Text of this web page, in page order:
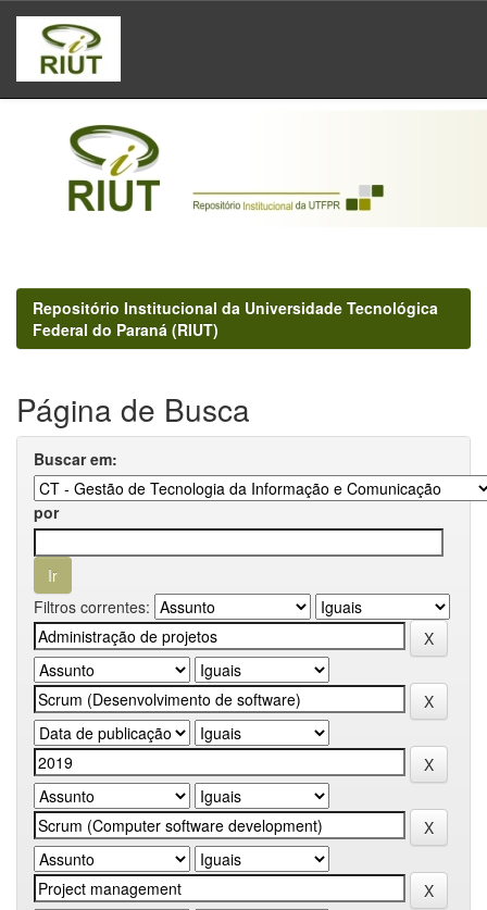
Skip
navigation
Repositório Institucional da Universidade Tecnológica
Federal do Paraná (RIUT)
Página de Busca
Buscar em:
por
Filtros correntes: